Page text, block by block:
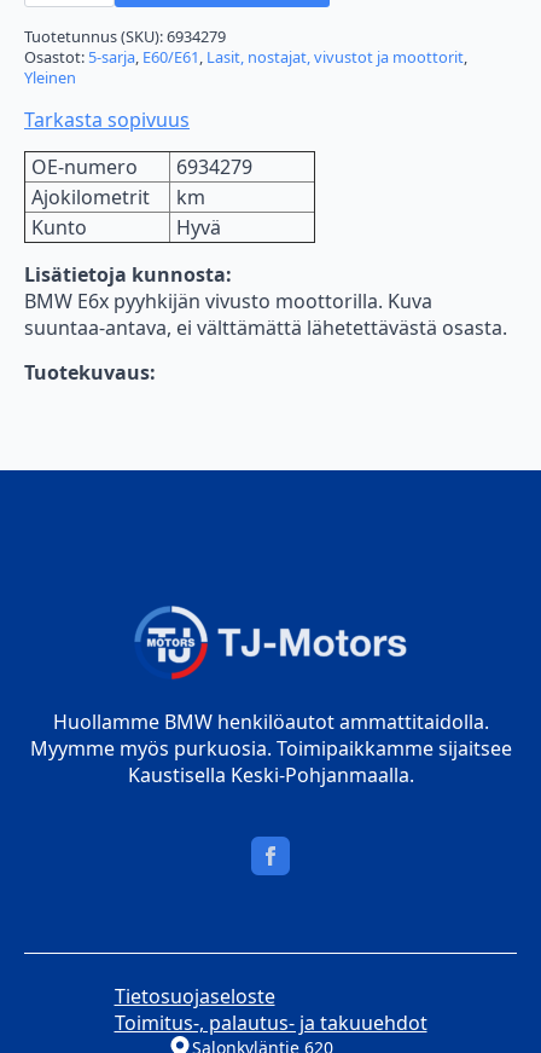
vivusto
määrä
Tuotetunnus (SKU):6934279
Osastot: 5-sarja, E60/E61, Lasit, nostajat, vivustot ja moottorit,
Yleinen
Tarkasta sopivuus
OE-numero
6934279
Ajokilometrit
km
Kunto
Hyvä
Lisätietoja kunnosta:
BMW E6x pyyhkijän vivusto moottorilla. Kuva
suuntaa-antava, ei välttämättä lähetettävästä osasta.
Tuotekuvaus:
Huollamme BMW henkilöautot ammattitaidolla.
Myymme myös purkuosia. Toimipaikkamme sijaitsee
Kaustisella Keski-Pohjanmaalla.
Tietosuojaseloste
Toimitus-, palautus- ja takuuehdot
Salonkyläntie 620